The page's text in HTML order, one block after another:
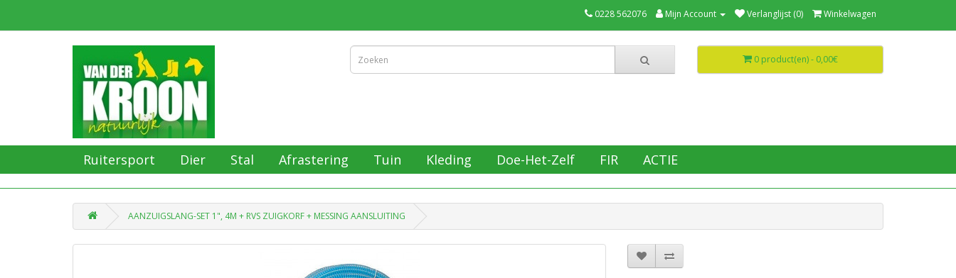
0228 562076 Mijn Account Verlanglijst (0) Winkelwagen
0 product(en) - 0,00€
Ruitersport Dier Stal Afrastering Tuin Kleding Doe-Het-Zelf FIR ACTIE
AANZUIGSLANG-SET 1", 4M + RVS ZUIGKORF + MESSING AANSLUITING